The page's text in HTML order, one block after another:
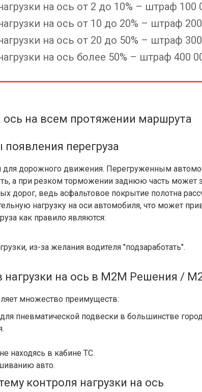
на ось от 2 до 10% – штраф 100
на ось от 10 до 20% – штраф 200
на ось от 20 до 50% – штраф 300
на ось более 50% – штраф 400
ось на всем протяжении маршрута
перегруза
для дорожного движения. Перегруженным
а при резком торможении заднюю часть может
дорог, ведь асфальтовое покрытие полотна
нагрузку на оси автомобиля, что может
как правило являются:
из-за желания водителя "подзаработать".
на ось в М2М Решения /
множество преимуществ:
пневматической подвески в большинстве
находясь в кабине ТС.
авто.
контроля нагрузки на ось